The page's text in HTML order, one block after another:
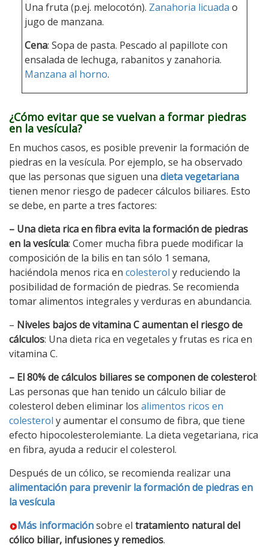
Una fruta (p.ej. melocotón). Zanahoria licuada o
jugo de manzana.
Cena: Sopa de pasta. Pescado al papillote con
ensalada de lechuga, rabanitos y zanahoria.
Manzana al horno.
¿Cómo evitar que se vuelvan a formar piedras
en la vesícula?
En muchos casos, es posible prevenir la formación de
piedras en la vesícula. Por ejemplo, se ha observado
que las personas que siguen una dieta vegetariana
tienen menor riesgo de padecer cálculos biliares. Esto
se debe, en parte a tres factores:
– Una dieta rica en fibra evita la formación de piedras
en la vesícula: Comer mucha fibra puede modificar la
composición de la bilis en tan sólo 1 semana,
haciéndola menos rica en colesterol y reduciendo la
posibilidad de formación de piedras. Se recomienda
tomar alimentos integrales y verduras en abundancia.
– Niveles bajos de vitamina C aumentan el riesgo de
cálculos: Una dieta rica en vegetales y frutas es rica en
vitamina C.
– El 80% de cálculos biliares se componen de colesterol:
Las personas que han tenido un cálculo biliar de
colesterol deben eliminar los alimentos ricos en
colesterol y aumentar el consumo de fibra, que tiene
efecto hipocolesterolemiante. La dieta vegetariana, rica
en fibra, ayuda a reducir el colesterol.
Después de un cólico, se recomienda realizar una
alimentación para prevenir la formación de piedras en
la vesícula
Más informaciónsobre el tratamiento natural del
cólico biliar, infusiones y remedios.